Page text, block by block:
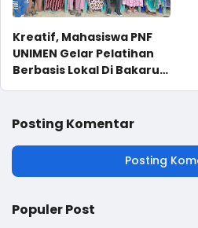
Kreatif, Mahasiswa PNF
UNIMEN Gelar Pelatihan
Berbasis Lokal Di Bakaru
Posting Komentar
Posting
Populer Post